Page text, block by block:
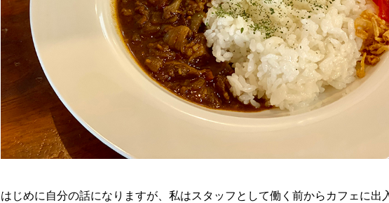
はじめに自分の話になりますが、私はスタッフとして働く前からカフェに出